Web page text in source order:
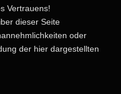
Vertrauens!
dieser Seite
oder
der hier dargestellten